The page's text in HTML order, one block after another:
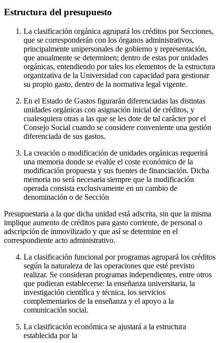
Estructura del presupuesto
La clasificación orgánica agrupará los créditos por Secciones,
que se corresponderán con los órganos administrativos,
principalmente unipersonales de gobierno y representación,
que anualmente se determinen; dentro de estas por unidades
orgánicas, entendiendo por tales los elementos de la estructura
organizativa de la Universidad con capacidad para gestionar
su propio gasto, dentro de la normativa legal vigente.
En el Estado de Gastos figurarán diferenciadas las distintas
unidades orgánicas con asignación inicial de créditos, y
cualesquiera otras a las que se les dote de tal carácter por el
Consejo Social cuando se considere conveniente una gestión
diferenciada de sus gastos.
La creación o modificación de unidades orgánicas requerirá
una memoria donde se evalúe el coste económico de la
modificación propuesta y sus fuentes de financiación. Dicha
memoria no será necesaria siempre que la modificación
operada consista exclusivamente en un cambio de
denominación o de Sección
Presupuestaria a la que dicha unidad está adscrita, sin que la misma
implique aumento de créditos para gasto corriente, de personal o
adscripción de inmovilizado y que así se determine en el
correspondiente acto administrativo.
La clasificación funcional por programas agrupará los créditos
según la naturaleza de las operaciones que esté previsto
realizar. Se consideran programas independientes, entre otros
que pudieran establecerse: la enseñanza universitaria, la
investigación científica y técnica, los servicios
complementarios de la enseñanza y el apoyo a la
comunicación social.
La clasificación económica se ajustará a la estructura
establecida por la